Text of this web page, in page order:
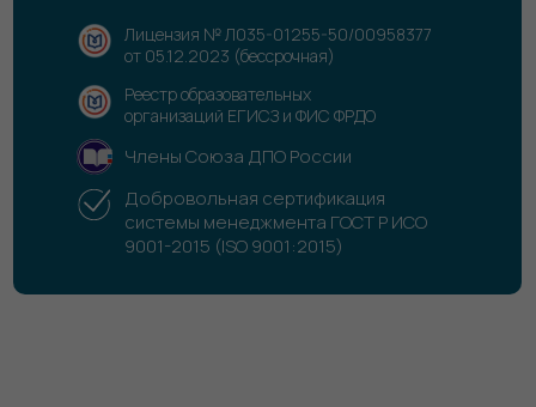
Лицензия № Л035-01255-50/00958377
от 05.12.2023 (бессрочная)
Реестр образовательных
организаций ЕГИСЗ и ФИС ФРДО
Добровольная сертификация
системы менеджмента ГОСТ Р ИСО
9001-2015 (ISO 9001:2015)
Члены Союза ДПО России